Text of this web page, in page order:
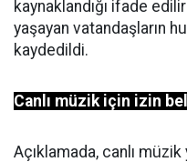
kaynaklandığı ifade
yaşayan vatandaşların
kaydedildi.
Canlı müzik için izin
Açıklamada, canlı